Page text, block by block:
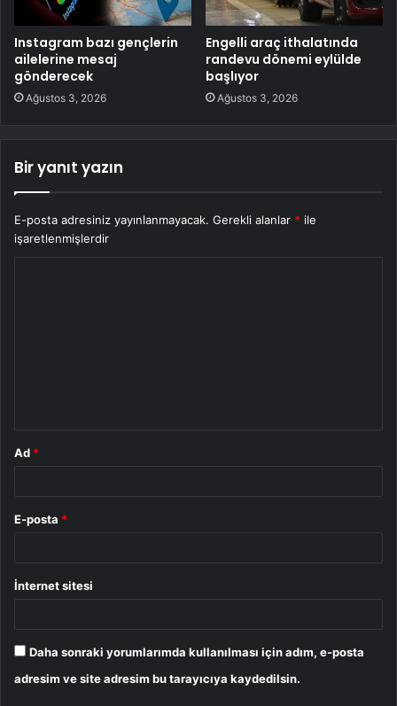
Instagram bazı gençlerin
ailelerine mesaj
gönderecek
Ağustos 3, 2026
Engelli araç ithalatında
randevu dönemi eylülde
başlıyor
Ağustos 3, 2026
Bir yanıt yazın
E-posta adresiniz yayınlanmayacak. Gerekli alanlar * ile
işaretlenmişlerdir
Ad *
E-posta *
İnternet sitesi
Daha sonraki yorumlarımda kullanılması için adım, e-posta
adresim ve site adresim bu tarayıcıya kaydedilsin.